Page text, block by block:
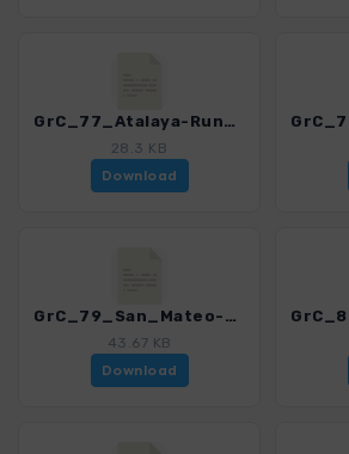
GrC_77_Atalaya-Runde_4459_12.gpx
28.3 KB
Download
GrC_79_San_Mateo-Santa_Brigida_4459_12.gpx
43.67 KB
Download